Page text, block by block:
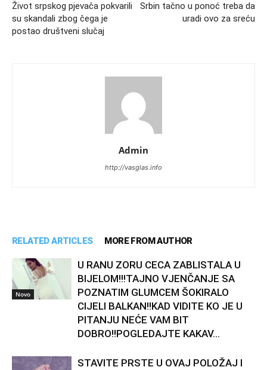
Život srpskog pjevača pokvarili
su skandali zbog čega je
postao društveni slučaj
Srbin tačno u ponoć treba da
uradi ovo za sreću
Admin
http://vasglas.info
RELATED ARTICLES MORE FROM AUTHOR
Novo
U RANU ZORU CECA ZABLISTALA U
BIJELOM!!!TAJNO VJENČANJE SA
POZNATIM GLUMCEM ŠOKIRALO
CIJELI BALKAN!!KAD VIDITE KO JE U
PITANJU NEĆE VAM BIT
DOBRO!!POGLEDAJTE KAKAV...
STAVITE PRSTE U OVAJ POLOŽAJ I